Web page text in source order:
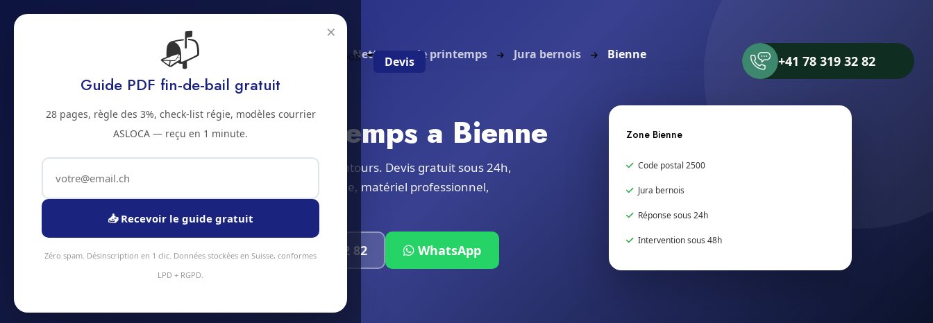
Prestations À propos Devis +41 78 319 32 82
Nettoyage de printemps Jura bernois Bienne
2500 · JURA BERNOIS
Nettoyage de printemps a Bienne
Service nettoyage de printemps à Bienne et alentours. Devis gratuit sous 24h,
intervention sous 48h en moyenne. Équipe locale, matériel professionnel,
Devis instantané +41 78 319 32 82 WhatsApp
Zone Bienne
Code postal 2500
Jura bernois
Réponse sous 24h
Intervention sous 48h
×
📬
Guide PDF fin-de-bail gratuit
28 pages, règle des 3%, check-list régie, modèles courrier
ASLOCA — reçu en 1 minute.
📥 Recevoir le guide gratuit
Zéro spam. Désinscription en 1 clic. Données stockées en Suisse, conformes
LPD + RGPD.